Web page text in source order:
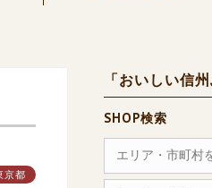
京都
「おいしい信
SHOP検索
エリア・市町村